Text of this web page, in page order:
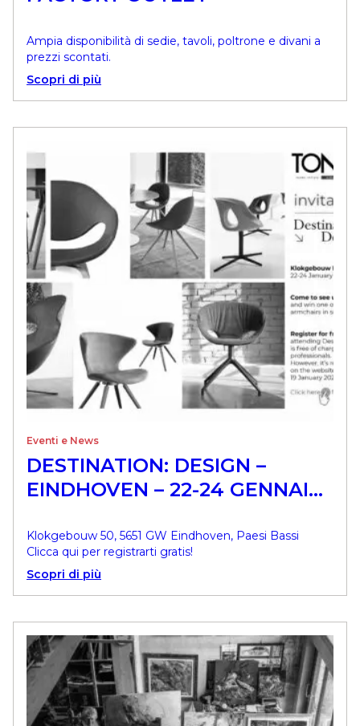
Ampia disponibilità di sedie, tavoli, poltrone e divani a
prezzi scontati.
Scopri di più
Eventi e News
DESTINATION: DESIGN –
EINDHOVEN – 22-24 GENNAIO
Klokgebouw 50, 5651 GW Eindhoven, Paesi Bassi
Clicca qui per registrarti gratis!
Scopri di più